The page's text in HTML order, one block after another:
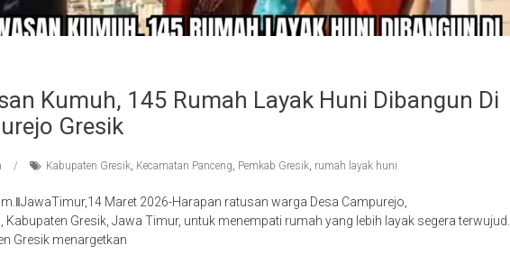
Kumuh, 145 Rumah Layak Huni Dibangun Di
Gresik
Kabupaten Gresik, Kecamatan Panceng, Pemkab Gresik, rumah layak huni
Maret 2026-Harapan ratusan warga Desa Campurejo,
Kabupaten Gresik, Jawa Timur, untuk menempati rumah yang lebih layak segera terwujud.
Gresik menargetkan